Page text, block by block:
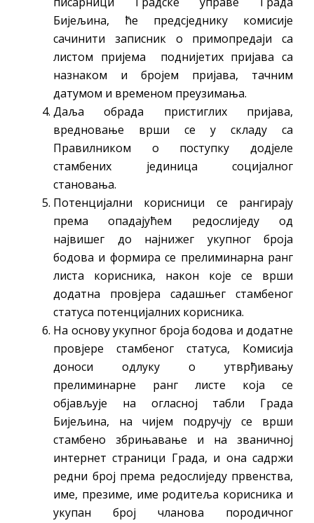
Бијељина, ће предсједнику комисије
сачинити записник о примопредаји са
листом пријема поднијетих пријава са
назнаком и бројем пријава, тачним
датумом и временом преузимања.
Даља обрада пристиглих пријава,
вредновање врши се у складу са
Правилником о поступку додјеле
стамбених јединица социјалног
становања.
Потенцијални корисници се рангирају
према опадајућем редослиједу од
највишег до најнижег укупног броја
бодова и формира се прелиминарна ранг
листа корисника, након које се врши
додатна провјера садашњег стамбеног
статуса потенцијалних корисника.
На основу укупног броја бодова и додатне
провјере стамбеног статуса, Комисија
доноси одлуку о утврђивању
прелиминарне ранг листе која се
објављује на огласној табли Града
Бијељина, на чијем подручју се врши
стамбено збрињавање и на званичној
интернет страници Града, и она садржи
редни број према редослиједу првенства,
име, презиме, име родитеља корисника и
укупан број чланова породичног